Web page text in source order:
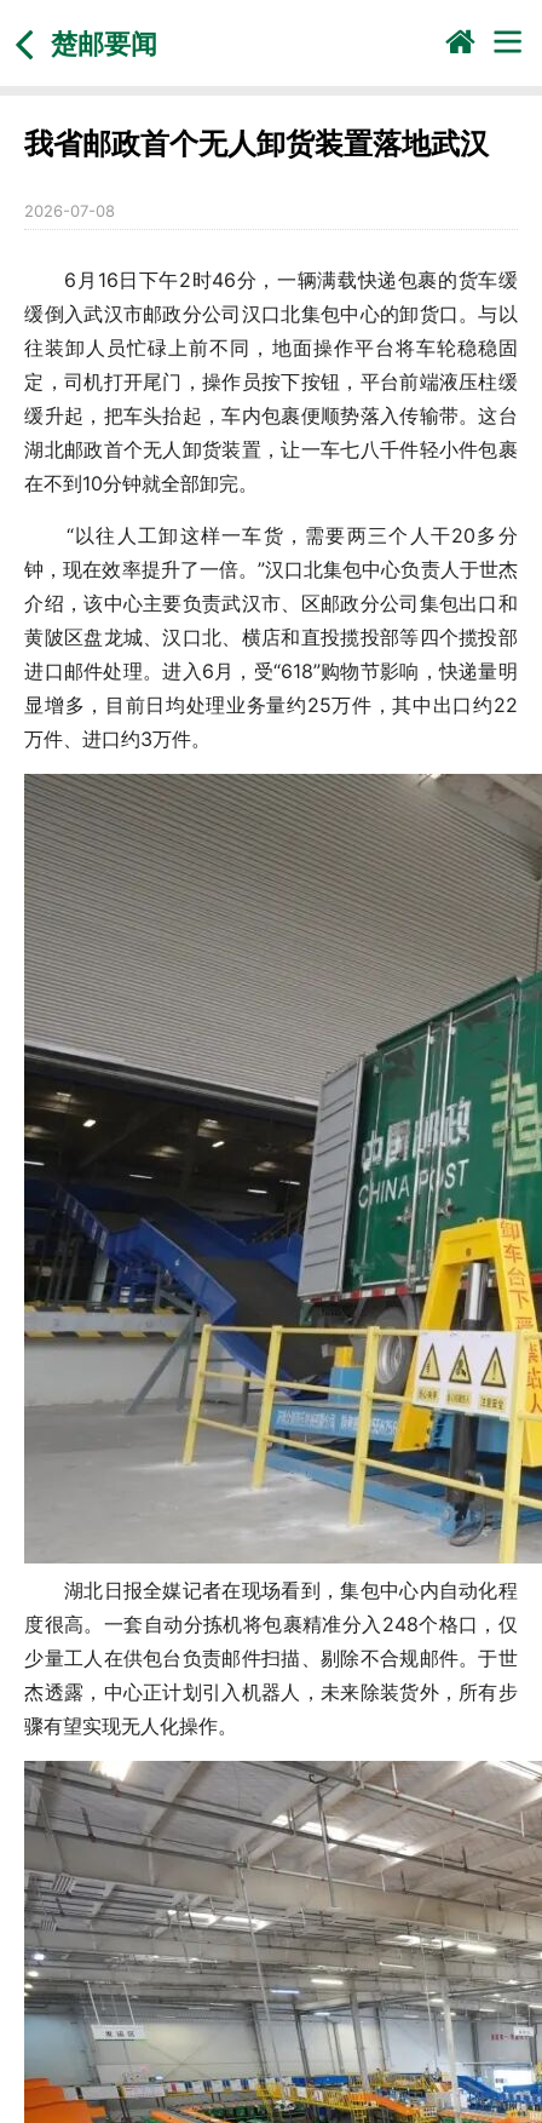
楚邮要闻
我省邮政首个无人卸货装置落地武汉
2026-07-08
6月16日下午2时46分，一辆满载快递包裹的货车缓
缓倒入武汉市邮政分公司汉口北集包中心的卸货口。与以
往装卸人员忙碌上前不同，地面操作平台将车轮稳稳固
定，司机打开尾门，操作员按下按钮，平台前端液压柱缓
缓升起，把车头抬起，车内包裹便顺势落入传输带。这台
湖北邮政首个无人卸货装置，让一车七八千件轻小件包裹
在不到10分钟就全部卸完。
“以往人工卸这样一车货，需要两三个人干20多分
钟，现在效率提升了一倍。”汉口北集包中心负责人于世杰
介绍，该中心主要负责武汉市、区邮政分公司集包出口和
黄陂区盘龙城、汉口北、横店和直投揽投部等四个揽投部
进口邮件处理。进入6月，受“618”购物节影响，快递量明
显增多，目前日均处理业务量约25万件，其中出口约22
万件、进口约3万件。
湖北日报全媒记者在现场看到，集包中心内自动化程
度很高。一套自动分拣机将包裹精准分入248个格口，仅
少量工人在供包台负责邮件扫描、剔除不合规邮件。于世
杰透露，中心正计划引入机器人，未来除装货外，所有步
骤有望实现无人化操作。